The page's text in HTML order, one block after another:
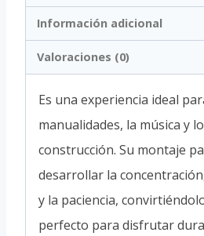
Información adicional
Valoraciones (0)
Es una experiencia ideal
manualidades, la música y
construcción. Su montaje
desarrollar la
y la paciencia,
perfecto para disfrutar